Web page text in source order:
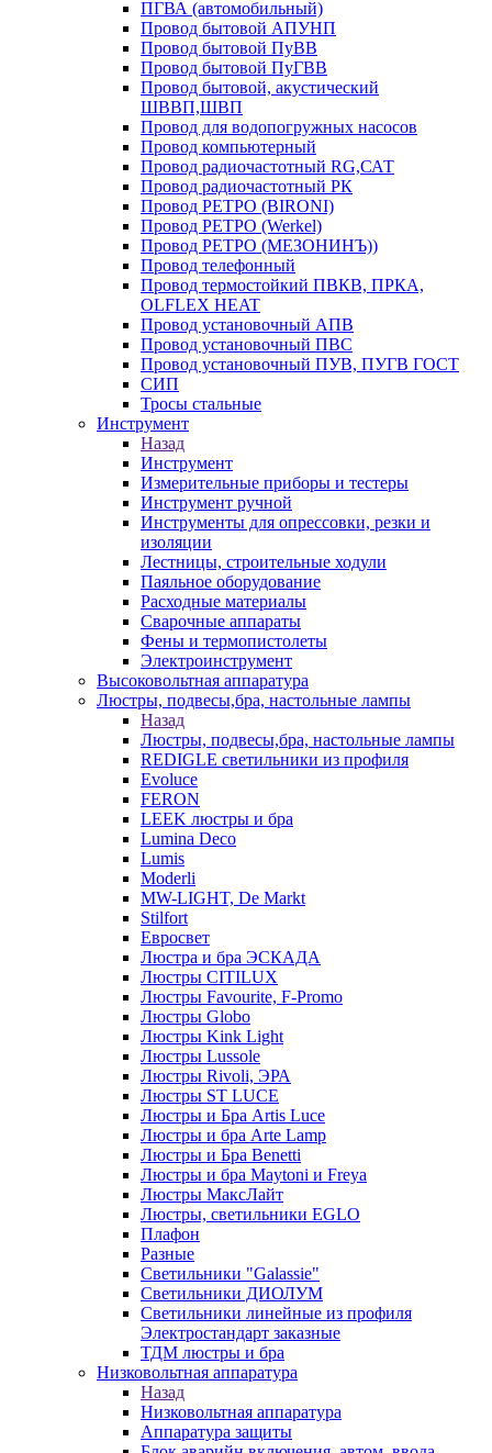
ПГВА (автомобильный)
Провод бытовой АПУНП
Провод бытовой ПуВВ
Провод бытовой ПуГВВ
Провод бытовой, акустический
ШВВП,ШВП
Провод для водопогружных насосов
Провод компьютерный
Провод радиочастотный RG,САТ
Провод радиочастотный РК
Провод РЕТРО (BIRONI)
Провод РЕТРО (Werkel)
Провод РЕТРО (МЕЗОНИНЪ))
Провод телефонный
Провод термостойкий ПВКВ, ПРКА,
OLFLEX HEAT
Провод установочный АПВ
Провод установочный ПВС
Провод установочный ПУВ, ПУГВ ГОСТ
СИП
Тросы стальные
Инструмент
Назад
Инструмент
Измерительные приборы и тестеры
Инструмент ручной
Инструменты для опрессовки, резки и
изоляции
Лестницы, строительные ходули
Паяльное оборудование
Расходные материалы
Сварочные аппараты
Фены и термопистолеты
Электроинструмент
Высоковольтная аппаратура
Люстры, подвесы,бра, настольные лампы
Назад
Люстры, подвесы,бра, настольные лампы
REDIGLE светильники из профиля
Evoluce
FERON
LEEK люстры и бра
Lumina Deco
Lumis
Moderli
MW-LIGHT, De Markt
Stilfort
Евросвет
Люстра и бра ЭСКАДА
Люстры CITILUX
Люстры Favourite, F-Promo
Люстры Globo
Люстры Kink Light
Люстры Lussole
Люстры Rivoli, ЭРА
Люстры ST LUCE
Люстры и Бра Artis Luce
Люстры и бра Arte Lamp
Люстры и Бра Benetti
Люстры и бра Maytoni и Freya
Люстры МаксЛайт
Люстры, светильники EGLO
Плафон
Разные
Светильники "Galassie"
Светильники ДИОЛУМ
Светильники линейные из профиля
Электростандарт заказные
ТДМ люстры и бра
Низковольтная аппаратура
Назад
Низковольтная аппаратура
Аппаратура защиты